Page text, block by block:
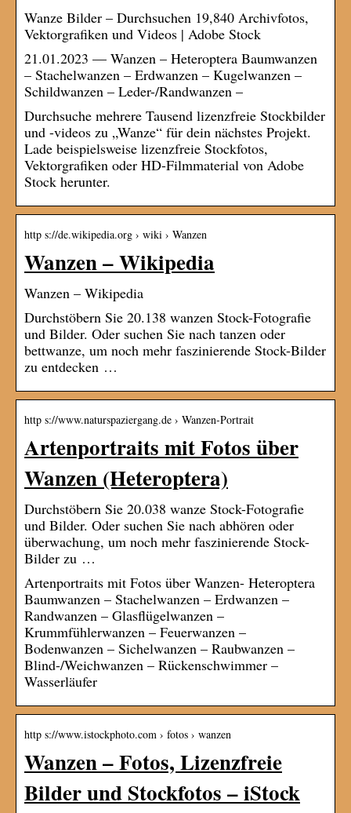
Wanze Bilder – Durchsuchen 19,840 Archivfotos,
Vektorgrafiken und Videos | Adobe Stock
21.01.2023 — Wanzen – Heteroptera Baumwanzen
– Stachelwanzen – Erdwanzen – Kugelwanzen –
Schildwanzen – Leder-/Randwanzen –
Durchsuche mehrere Tausend lizenzfreie Stockbilder
und -videos zu „Wanze“ für dein nächstes Projekt.
Lade beispielsweise lizenzfreie Stockfotos,
Vektorgrafiken oder HD-Filmmaterial von Adobe
Stock herunter.
http s://de.wikipedia.org › wiki › Wanzen
Wanzen – Wikipedia
Wanzen – Wikipedia
Durchstöbern Sie 20.138 wanzen Stock-Fotografie
und Bilder. Oder suchen Sie nach tanzen oder
bettwanze, um noch mehr faszinierende Stock-Bilder
zu entdecken …
http s://www.naturspaziergang.de › Wanzen-Portrait
Artenportraits mit Fotos über
Wanzen (Heteroptera)
Durchstöbern Sie 20.038 wanze Stock-Fotografie
und Bilder. Oder suchen Sie nach abhören oder
überwachung, um noch mehr faszinierende Stock-
Bilder zu …
Artenportraits mit Fotos über Wanzen- Heteroptera
Baumwanzen – Stachelwanzen – Erdwanzen –
Randwanzen – Glasflügelwanzen –
Krummfühlerwanzen – Feuerwanzen –
Bodenwanzen – Sichelwanzen – Raubwanzen –
Blind-/Weichwanzen – Rückenschwimmer –
Wasserläufer
http s://www.istockphoto.com › fotos › wanzen
Wanzen – Fotos, Lizenzfreie
Bilder und Stockfotos – iStock